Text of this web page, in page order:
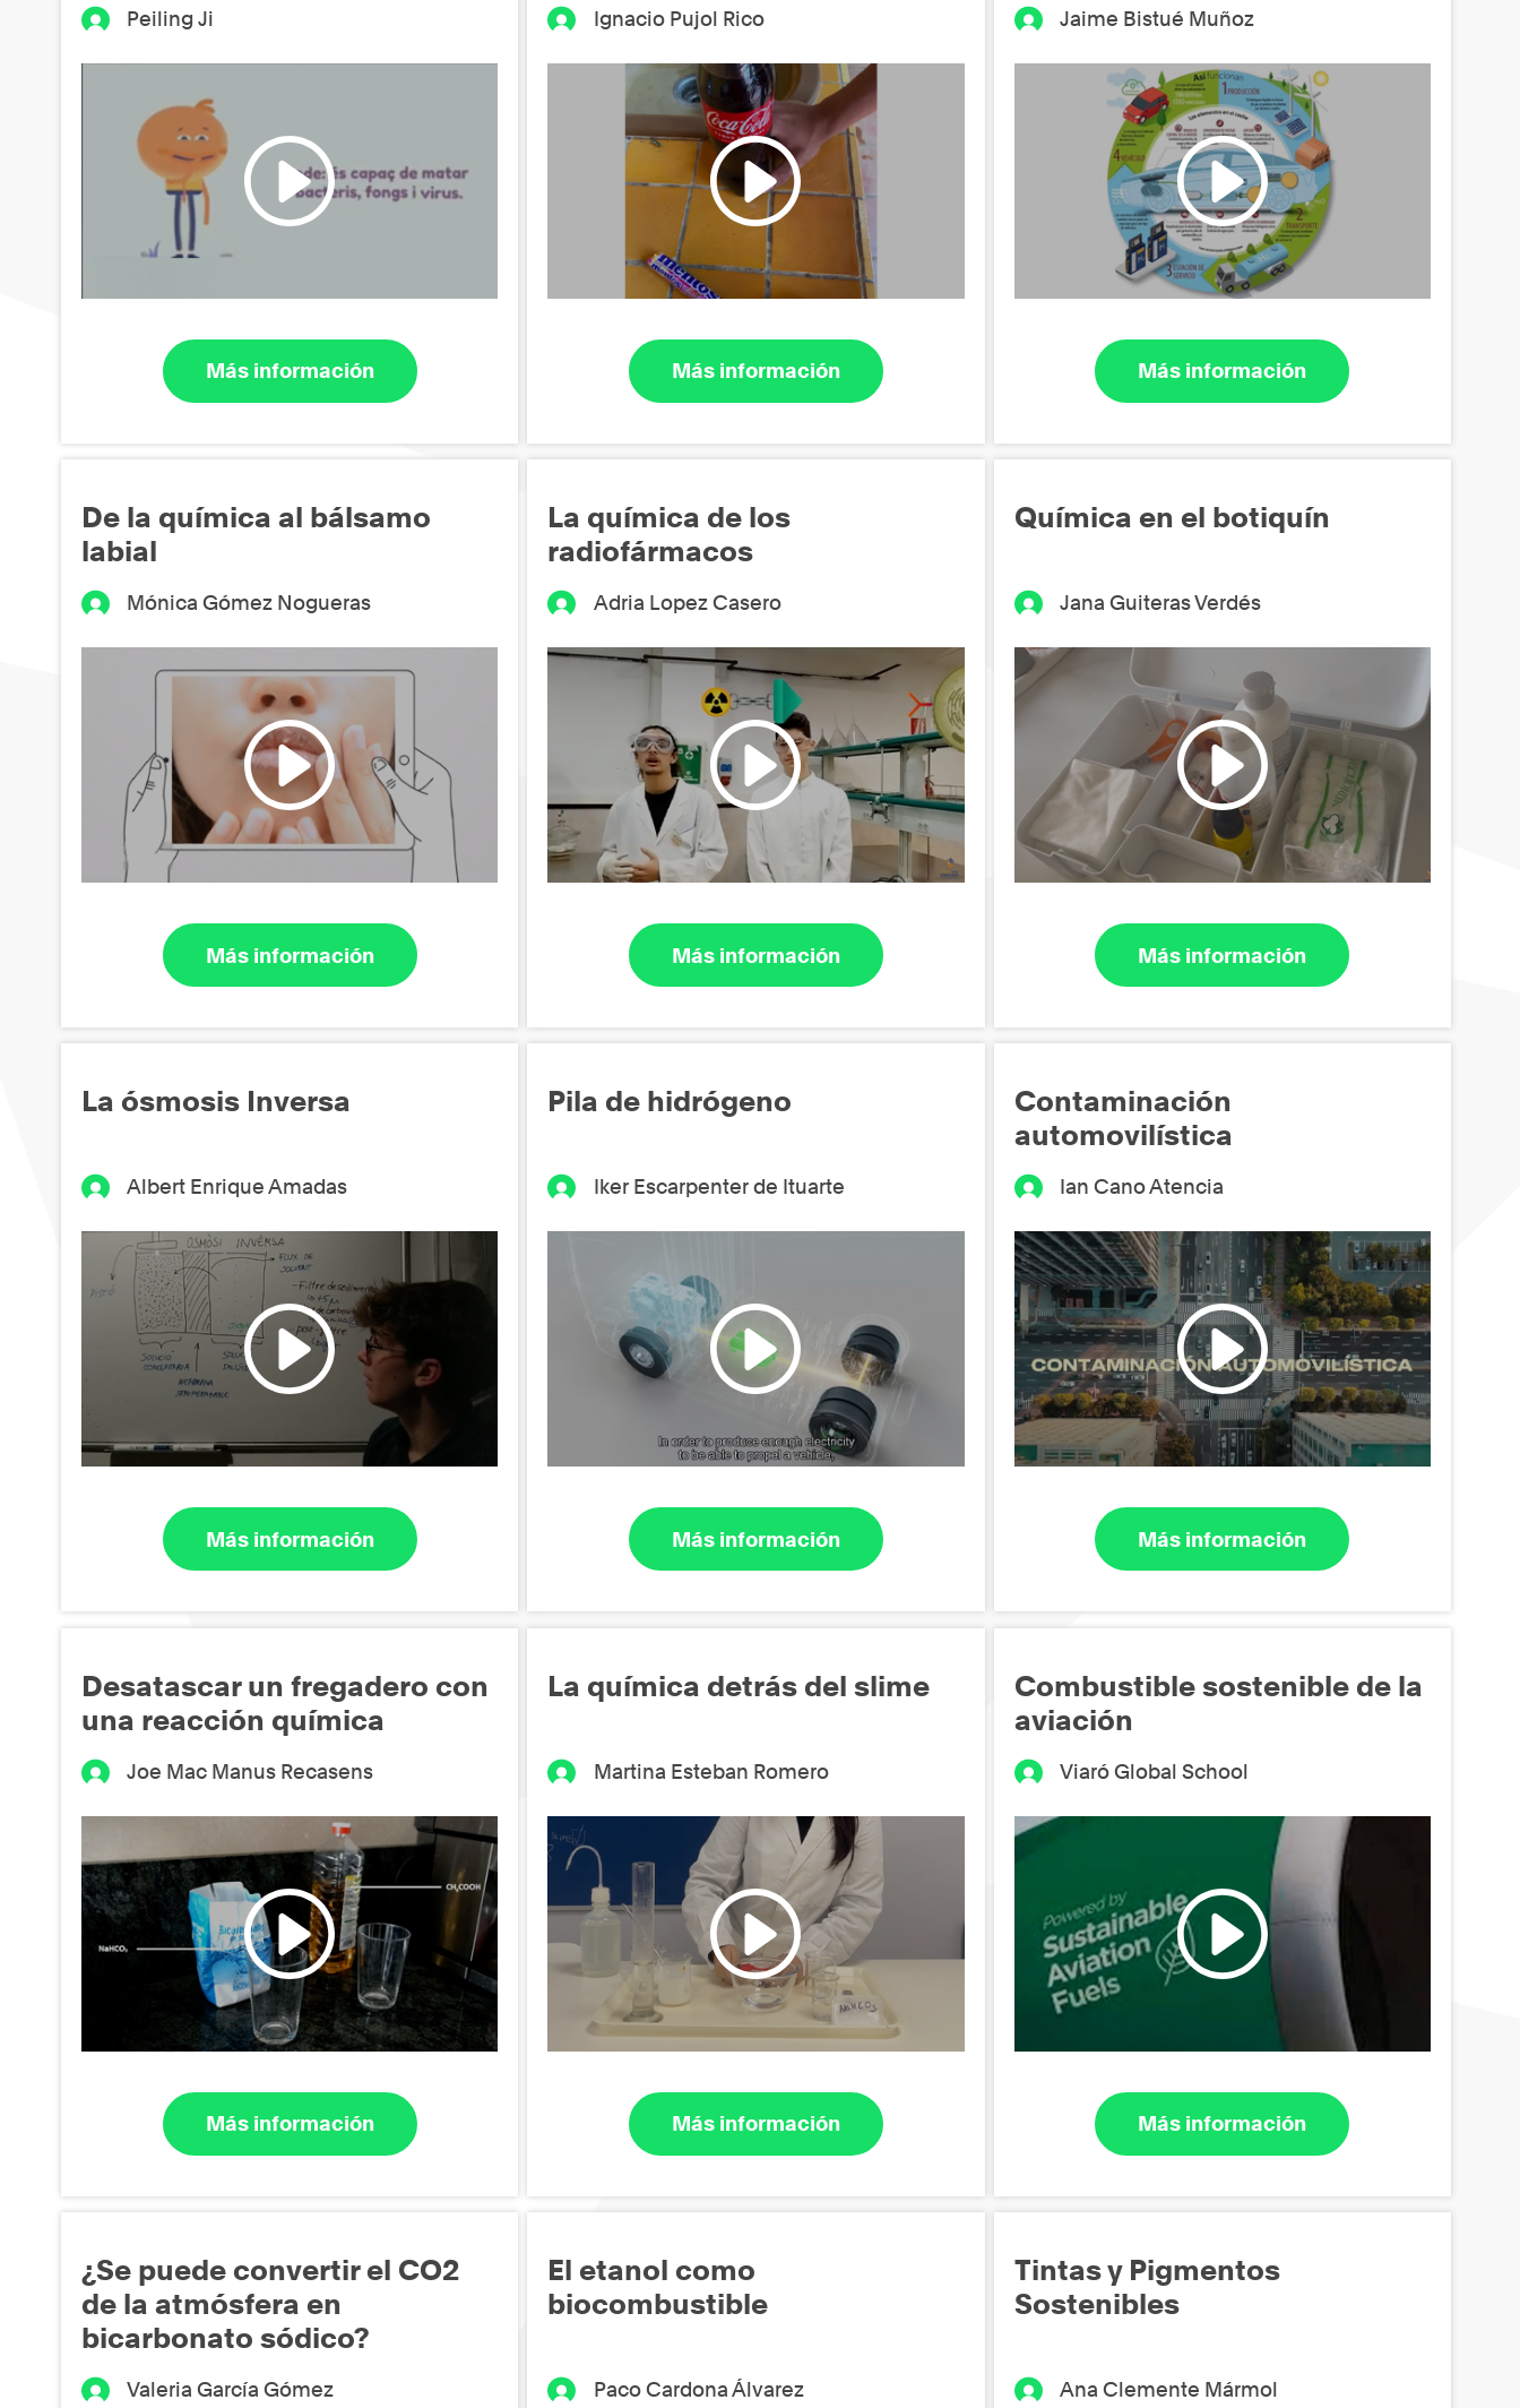
Peiling Ji
Más información
Ignacio Pujol Rico
Más información
Jaime Bistué Muñoz
Más información
De la química al bálsamo
labial
Mónica Gómez Nogueras
Más información
La química de los
radiofármacos
Adria Lopez Casero
Más información
Química en el botiquín
Jana Guiteras Verdés
Más información
La ósmosis Inversa
Albert Enrique Amadas
Más información
Pila de hidrógeno
Iker Escarpenter de Ituarte
Más información
Contaminación
automovilística
Ian Cano Atencia
Más información
Desatascar un fregadero con
una reacción química
Joe Mac Manus Recasens
Más información
La química detrás del slime
Martina Esteban Romero
Más información
Combustible sostenible de la
aviación
Viaró Global School
Más información
¿Se puede convertir el CO2
de la atmósfera en
bicarbonato sódico?
Valeria García Gómez
El etanol como
biocombustible
Paco Cardona Álvarez
Tintas y Pigmentos
Sostenibles
Ana Clemente Mármol